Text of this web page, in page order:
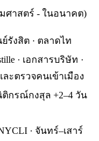
ศาสตร์ - ในอนาคต)
รังสิต · ตลาดไท
· เอกสารบริษัท ·
ะตรวจคนเข้าเมือง
ติกรณ์กงสุล +2–4 วัน
· จันทร์–เสาร์